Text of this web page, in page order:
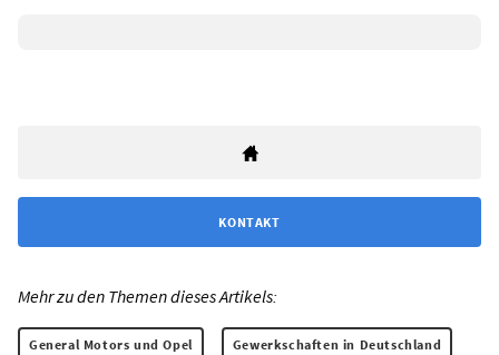
KONTAKT
Mehr zu den Themen dieses Artikels:
General Motors und Opel Gewerkschaften in Deutschland